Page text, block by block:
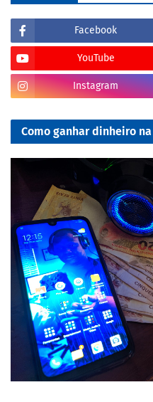
Facebook
YouTube
Instagram
Como ganhar dinheiro